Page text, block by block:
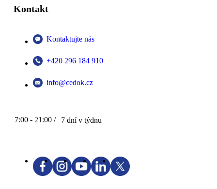
Kontakt
Kontaktujte nás
+420 296 184 910
info@cedok.cz
7:00 - 21:00 / 7 dní v týdnu